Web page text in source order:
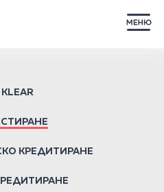
КРЕДИТИРАНЕ